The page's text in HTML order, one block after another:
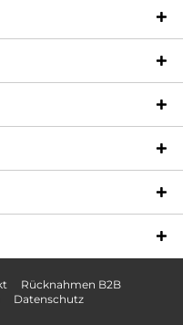
Rücknahmen B2B
Datenschutz